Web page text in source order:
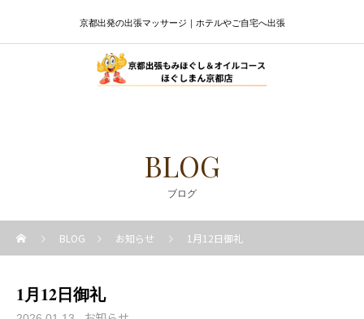
京都出発の出張マッサージ｜ホテルやご自宅へ出張
BLOG
ブログ
BLOG お知らせ 1月12日御礼
1月12日御礼